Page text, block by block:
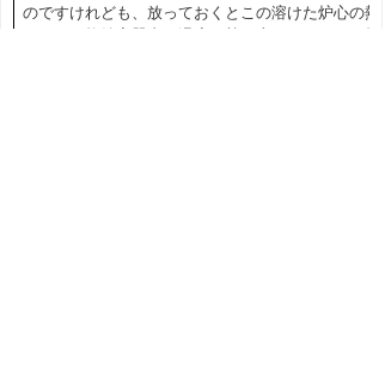
のですけれども、放っておくとこの溶けた炉心の熱